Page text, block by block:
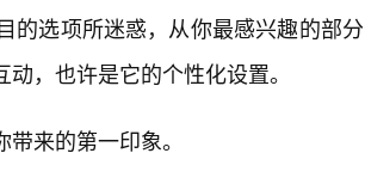
的选项所迷惑，从你最感兴趣的部分
，也许是它的个性化设置。
来的第一印象。